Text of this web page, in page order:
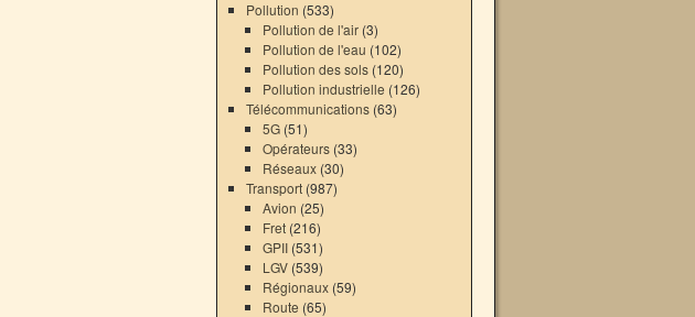
Pollution (533)
Pollution de l'air (3)
Pollution de l'eau (102)
Pollution des sols (120)
Pollution industrielle (126)
Télécommunications(63)
5G (51)
Opérateurs (33)
Réseaux (30)
Transport(987)
Avion (25)
Fret (216)
GPII (531)
LGV (539)
Régionaux (59)
Route (65)